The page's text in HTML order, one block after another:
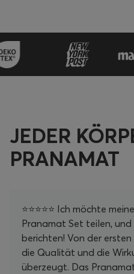
JEDER
PRANAMAT
⭐⭐⭐⭐⭐ Ich möchte
Pranamat Set teilen, und
berichten! Von der
die Qualität und die
überzeugt. Das